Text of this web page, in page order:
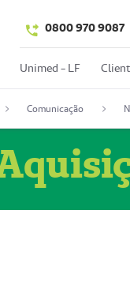
0800 970 9087
Unimed - LF
Comunicação